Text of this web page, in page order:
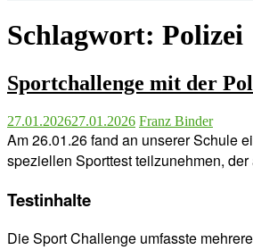
Schlagwort: Polizei
Sportchallenge mit der
27.01.202627.01.2026 Franz Binder
Am 26.01.26 fand an unserer Schule
speziellen Sporttest teilzunehmen,
Testinhalte
Die Sport Challenge umfasste